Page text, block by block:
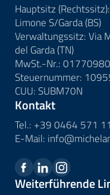
Hauptsitz
Limone S/Garda (BS)
Verwaltungssitz: Via
del Garda (TN)
MwSt.-Nr.:
Steuernummer:
CUU: SUBM70N
Kontakt
Tel.: +39 0464 571
E-Mail: info@
Weiterführende